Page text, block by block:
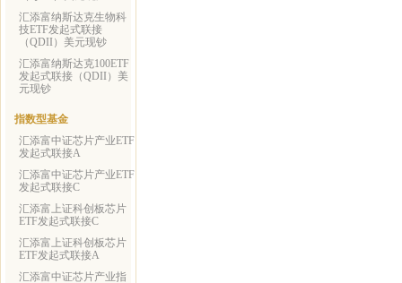
汇添富纳斯达克生物科
技ETF发起式联接
（QDII）美元现钞
汇添富纳斯达克100ETF
发起式联接（QDII）美
元现钞
指数型基金
汇添富中证芯片产业ETF
发起式联接A
汇添富中证芯片产业ETF
发起式联接C
汇添富上证科创板芯片
ETF发起式联接C
汇添富上证科创板芯片
ETF发起式联接A
汇添富中证芯片产业指